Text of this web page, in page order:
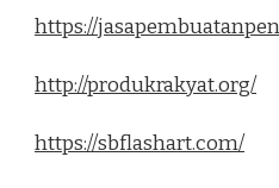
https://
http://produkrakyat.org/
https://sbflashart.com/